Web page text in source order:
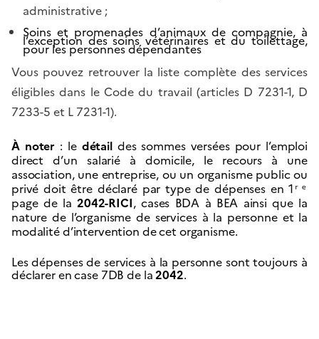
administrative ;
Soins et promenades d’animaux de compagnie, à
l’exception des soins vétérinaires et du toilettage,
pour les personnes dépendantes
Vous pouvez retrouver la liste complète des services
éligibles dans le Code du travail (articles D 7231-1, D
7233-5 et L 7231-1).
À noter : le détaildes sommes versées pour l’emploi
direct d’un salarié à domicile, le recours à une
association, une entreprise, ou un organisme public ou
privé doit être déclaré par type de dépenses en 1ʳᵉ
page de la 2042-RICI, cases BDA à BEA ainsi que la
nature de l’organisme de services à la personne et la
modalité d’intervention de cet organisme.
Les dépenses de services à la personne sont toujours à
déclarer en case 7DB de la2042.